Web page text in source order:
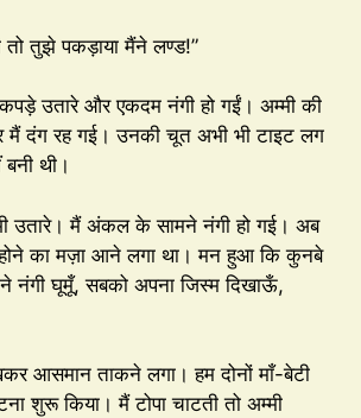
तो तुझे पकड़ाया मैंने लण्ड!”
उतारे और एकदम नंगी हो गईं। अम्मी की
मैं दंग रह गई। उनकी चूत अभी भी टाइट लग
बनी थी।
उतारे। मैं अंकल के सामने नंगी हो गई। अब
होने का मज़ा आने लगा था। मन हुआ कि कुनबे
नंगी घूमूँ, सबको अपना जिस्म दिखाऊँ,
आसमान ताकने लगा। हम दोनों माँ-बेटी
शुरू किया। मैं टोपा चाटती तो अम्मी